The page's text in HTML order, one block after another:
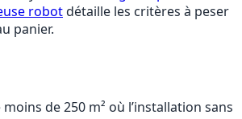
robotdétaille les critères à peser
panier.
de 250 m² où l’installation sans